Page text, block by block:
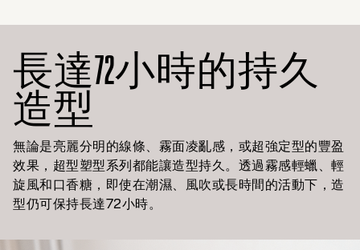
長達72小時的持久
造型
無論是亮麗分明的線條、霧面凌亂感，或超強定型的豐盈
效果，超型塑型系列都能讓造型持久。透過霧感輕蠟、輕
旋風和口香糖，即使在潮濕、風吹或長時間的活動下，造
型仍可保持長達72小時。